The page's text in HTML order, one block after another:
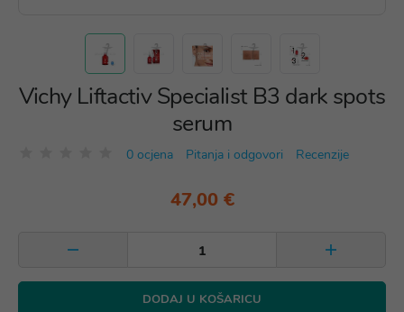
Vichy Liftactiv Specialist B3 dark spots
serum
0 ocjena Pitanja i odgovori Recenzije
47,00 €
DODAJ U KOŠARICU